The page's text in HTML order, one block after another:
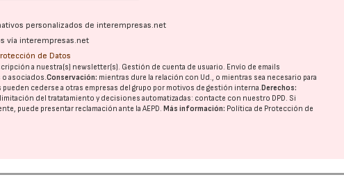
personalizados de interempresas.net
vía interempresas.net
de Datos
a nuestra(s) newsletter(s). Gestión de cuenta de usuario. Envío de emails
o asociados.Conservación: mientras dure la relación con Ud., o mientras sea necesario para
pueden cederse a otras empresas del grupo por motivos de gestión interna.Derechos:
del tratatamiento y decisiones automatizadas: contacte con nuestro DPD. Si
puede presentar reclamación ante laAEPD.Más información: Política de Protección de
02/07/2026 16/07/2026